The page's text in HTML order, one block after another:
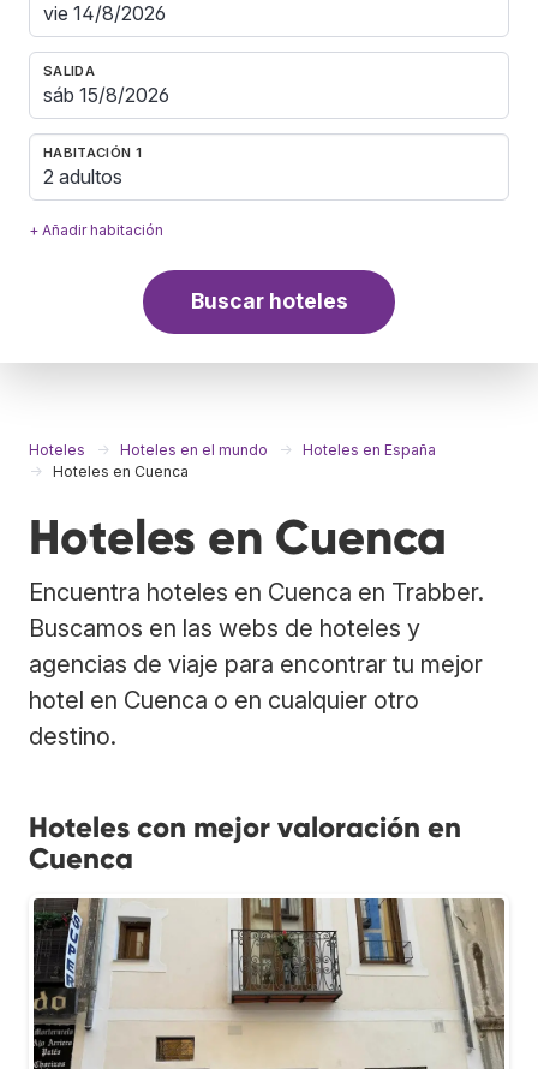
SALIDA
HABITACIÓN 1
2 adultos
+ Añadir habitación
Buscar hoteles
Hoteles Hoteles en el mundo
Hoteles en España
Hoteles en Cuenca
Hoteles en Cuenca
Encuentra hoteles en Cuenca en Trabber.
Buscamos en las webs de hoteles y
agencias de viaje para encontrar tu mejor
hotel en Cuenca o en cualquier otro
destino.
Hoteles con mejor valoración en
Cuenca